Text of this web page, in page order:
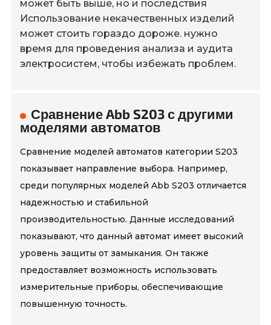
может быть выше, но и последствия
Использование некачественных изделий
может стоить гораздо дороже. нужно
время для проведения анализа и аудита
электросистем, чтобы избежать проблем.
Сравнение Abb S203 с другими
моделями автоматов
Сравнение моделей автоматов категории S203
показывает направление выбора. Например,
среди популярных моделей Abb S203 отличается
надежностью и стабильной
производительностью. Данные исследований
показывают, что данный автомат имеет высокий
уровень защиты от замыкания. Он также
предоставляет возможность использовать
измерительные приборы, обеспечивающие
повышенную точность.